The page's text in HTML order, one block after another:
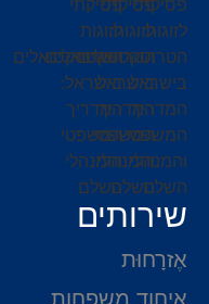
שירותים
אֶזרָחוּת
איחוד משפחות